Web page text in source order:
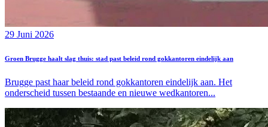
29 Juni 2026
Groen Brugge haalt slag thuis: stad past beleid rond gokkantoren eindelijk aan
Brugge past haar beleid rond gokkantoren eindelijk aan. Het
onderscheid tussen bestaande en nieuwe wedkantoren...